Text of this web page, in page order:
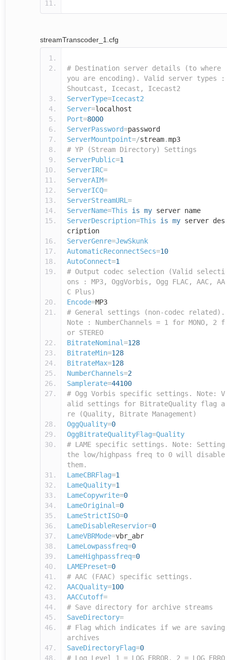
streamTranscoder_1.cfg
# Destination server details (to where
you are encoding). Valid server types :
Shoutcast, Icecast, Icecast2
ServerType=Icecast2
Server=localhost
Port=8000
ServerPassword=password
ServerMountpoint=/stream.mp3
# YP (Stream Directory) Settings
ServerPublic=1
ServerIRC=
ServerAIM=
ServerICQ=
ServerStreamURL =
ServerName=This is my server name
ServerDescription=This is my server des
cription
ServerGenre=JewSkunk
AutomaticReconnectSecs=10
AutoConnect=1
# Output codec selection (Valid selecti
ons : MP3, OggVorbis, Ogg FLAC, AAC, AA
C Plus)
Encode=MP3
# General settings (non-codec related).
Note : NumberChannels = 1 for MONO, 2 f
or STEREO
BitrateNominal=128
BitrateMin=128
BitrateMax=128
NumberChannels=2
Samplerate=44100
# Ogg Vorbis specific settings. Note: V
alid settings for BitrateQuality flag a
re (Quality, Bitrate Management)
OggQuality=0
OggBitrateQualityFlag=Quality
# LAME specific settings. Note: Setting
the low/highpass freq to 0 will disable
them.
LameCBRFlag=1
LameQuality=1
LameCopywrite=0
LameOriginal=0
LameStrictISO=0
LameDisableReservior=0
LameVBRMode=vbr_abr
LameLowpassfreq=0
LameHighpassfreq=0
LAMEPreset=0
# AAC (FAAC) specific settings.
AACQuality=100
AACCutoff=
# Save directory for archive streams
SaveDirectory=
# Flag which indicates if we are saving
archives
SaveDirectoryFlag=0
# Log Level 1 = LOG_ERROR, 2 = LOG_ERRO